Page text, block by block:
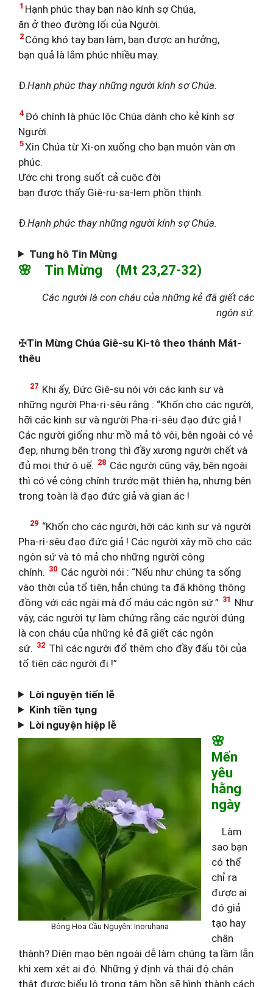
1 Hạnh phúc thay bạn nào kính sợ Chúa,
ăn ở theo đường lối của Người.
2 Công khó tay bạn làm, bạn được an hưởng,
bạn quả là lắm phúc nhiều may.
Đ.Hạnh phúc thay những người kính sợ Chúa.
4 Đó chính là phúc lộc Chúa dành cho kẻ kính sợ
Người.
5Xin Chúa từ Xi-on xuống cho bạn muôn vàn ơn
phúc.
Ước chi trong suốt cả cuộc đời
bạn được thấy Giê-ru-sa-lem phồn thịnh.
Đ.Hạnh phúc thay những người kính sợ Chúa.
Tung hô Tin Mừng
🌸 Tin Mừng (Mt 23,27-32)
Các người là con cháu của những kẻ đã giết các
ngôn sứ.
✠Tin Mừng Chúa Giê-su Ki-tô theo thánh Mát-
thêu
27 Khi ấy, Đức Giê-su nói với các kinh sư và
những người Pha-ri-sêu rằng : “Khốn cho các người,
hỡi các kinh sư và người Pha-ri-sêu đạo đức giả !
Các người giống như mồ mả tô vôi, bên ngoài có vẻ
đẹp, nhưng bên trong thì đầy xương người chết và
đủ mọi thứ ô uế. 28 Các người cũng vậy, bên ngoài
thì có vẻ công chính trước mặt thiên hạ, nhưng bên
trong toàn là đạo đức giả và gian ác !
29 “Khốn cho các người, hỡi các kinh sư và người
Pha-ri-sêu đạo đức giả ! Các người xây mồ cho các
ngôn sứ và tô mả cho những người công
chính. 30 Các người nói : “Nếu như chúng ta sống
vào thời của tổ tiên, hẳn chúng ta đã không thông
đồng với các ngài mà đổ máu các ngôn sứ.” 31 Như
vậy, các người tự làm chứng rằng các người đúng
là con cháu của những kẻ đã giết các ngôn
sứ. 32 Thì các người đổ thêm cho đầy đấu tội của
tổ tiên các người đi !”
Lời nguyện tiến lễ
Kinh tiền tụng
Lời nguyện hiệp lễ
Bông Hoa Cầu Nguyện: Inoruhana
🌸
Mến
yêu
hằng
ngày
Làm
sao bạn
có thể
chỉ ra
được ai
đó giả
tạo hay
chân
thành? Diện mạo bên ngoài dễ làm chúng ta lầm lẫn
khi xem xét ai đó. Những ý định và thái độ chân
thật được biểu lộ trong tâm hồn sẽ hình thành cách